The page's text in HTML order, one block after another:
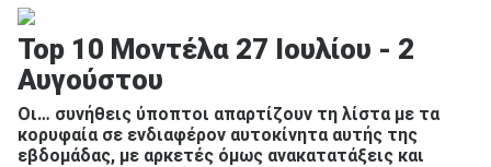
Top 10 Μοντέλα 27 Ιουλίου - 2
Αυγούστου
Οι… συνήθεις ύποπτοι απαρτίζουν τη λίστα με τα
κορυφαία σε ενδιαφέρον αυτοκίνητα αυτής της
εβδομάδας, με αρκετές όμως ανακατατάξεις και